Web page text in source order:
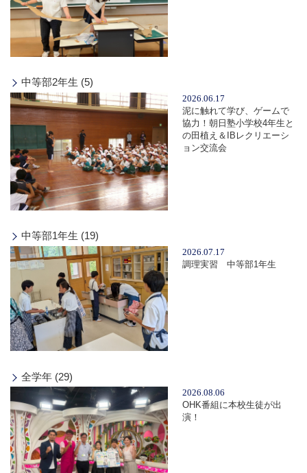
中等部2年生 (5)
2026.06.17
泥に触れて学び、ゲームで
協力！朝日塾小学校4年生と
の田植え＆IBレクリエーシ
ョン交流会
中等部1年生 (19)
2026.07.17
調理実習 中等部1年生
全学年 (29)
2026.08.06
OHK番組に本校生徒が出
演！